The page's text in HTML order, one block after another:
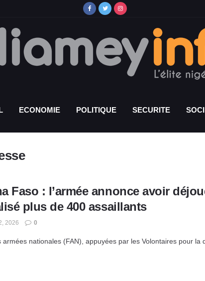
ECONOMIE POLITIQUE SECURITE
Faso : l’armée annonce avoir
plus de 400 assaillants
2026 0
armées nationales (FAN), appuyées par les Volontaires pour la